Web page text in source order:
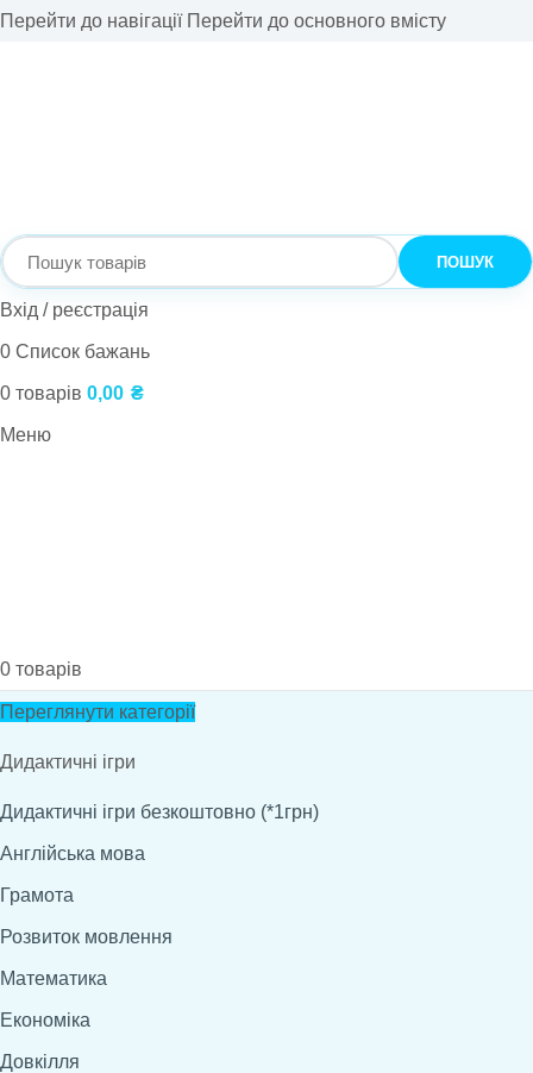
Перейти до навігації Перейти до основного вмісту
ПОШУК
Вхід / реєстрація
0 Список бажань
0 товарів 0,00 ₴
Меню
0 товарів
Переглянути категорії
Дидактичні ігри
Дидактичні ігри безкоштовно (*1грн)
Англійська мова
Грамота
Розвиток мовлення
Математика
Економіка
Довкілля